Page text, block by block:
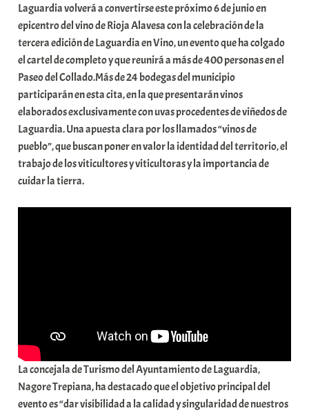
a
r
E
r
r
i
o
x
a
K
o
Laguardia volverá a convertirse este próximo 6 de junio en
epicentro del vino de Rioja Alavesa con la celebración de la
tercera edición de Laguardia en Vino, un evento que ha colgado
el cartel de completo y que reunirá a más de 400 personas en el
Paseo del Collado.Más de 24 bodegas del municipio
participarán en esta cita, en la que presentarán vinos
elaborados exclusivamente con uvas procedentes de viñedos de
Laguardia. Una apuesta clara por los llamados “vinos de
pueblo”, que buscan poner en valor la identidad del territorio, el
trabajo de los viticultores y viticultoras y la importancia de
cuidar la tierra.
La concejala de Turismo del Ayuntamiento de Laguardia,
Nagore Trepiana, ha destacado que el objetivo principal del
evento es “dar visibilidad a la calidad y singularidad de nuestros